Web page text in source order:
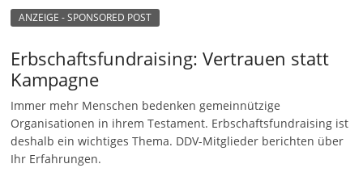
ANZEIGE - SPONSORED POST
Erbschaftsfundraising: Vertrauen statt
Kampagne
Immer mehr Menschen bedenken gemeinnützige
Organisationen in ihrem Testament. Erbschaftsfundraising ist
deshalb ein wichtiges Thema. DDV-Mitglieder berichten über
Ihr Erfahrungen.